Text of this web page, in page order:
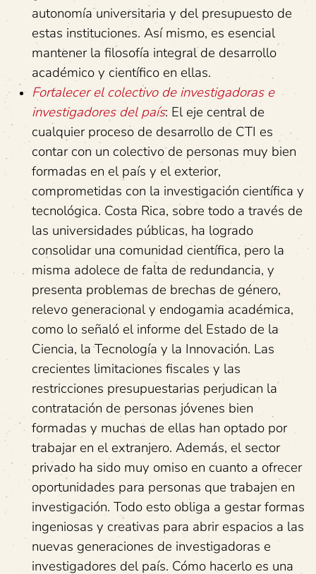
autonomía universitaria y del presupuesto de
estas instituciones. Así mismo, es esencial
mantener la filosofía integral de desarrollo
académico y científico en ellas.
Fortalecer el colectivo de investigadoras e
investigadores del país: El eje central de
cualquier proceso de desarrollo de CTI es
contar con un colectivo de personas muy bien
formadas en el país y el exterior,
comprometidas con la investigación científica y
tecnológica. Costa Rica, sobre todo a través de
las universidades públicas, ha logrado
consolidar una comunidad científica, pero la
misma adolece de falta de redundancia, y
presenta problemas de brechas de género,
relevo generacional y endogamia académica,
como lo señaló el informe del Estado de la
Ciencia, la Tecnología y la Innovación. Las
crecientes limitaciones fiscales y las
restricciones presupuestarias perjudican la
contratación de personas jóvenes bien
formadas y muchas de ellas han optado por
trabajar en el extranjero. Además, el sector
privado ha sido muy omiso en cuanto a ofrecer
oportunidades para personas que trabajen en
investigación. Todo esto obliga a gestar formas
ingeniosas y creativas para abrir espacios a las
nuevas generaciones de investigadoras e
investigadores del país. Cómo hacerlo es una